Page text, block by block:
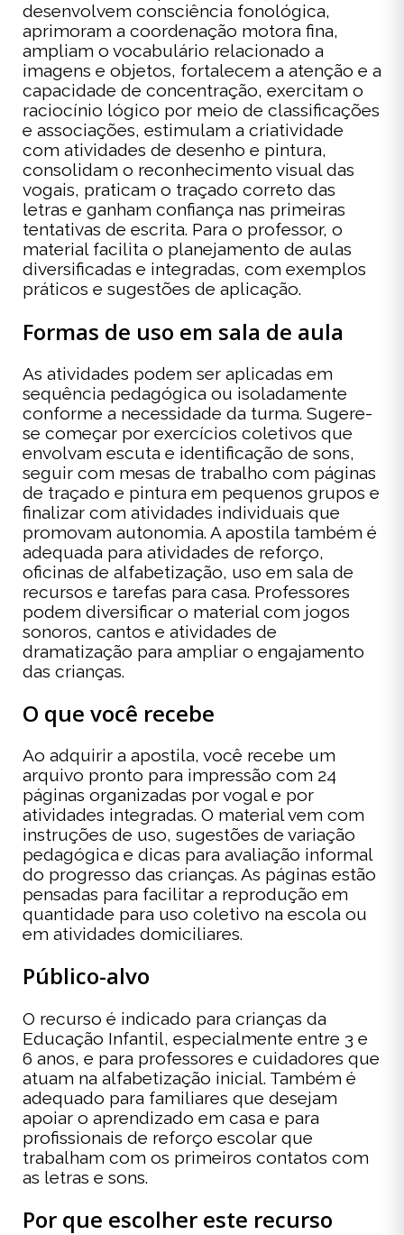
desenvolvem consciência fonológica,
aprimoram a coordenação motora fina,
ampliam o vocabulário relacionado a
imagens e objetos, fortalecem a atenção e a
capacidade de concentração, exercitam o
raciocínio lógico por meio de classificações
e associações, estimulam a criatividade
com atividades de desenho e pintura,
consolidam o reconhecimento visual das
vogais, praticam o traçado correto das
letras e ganham confiança nas primeiras
tentativas de escrita. Para o professor, o
material facilita o planejamento de aulas
diversificadas e integradas, com exemplos
práticos e sugestões de aplicação.
Formas de uso em sala de aula
As atividades podem ser aplicadas em
sequência pedagógica ou isoladamente
conforme a necessidade da turma. Sugere-
se começar por exercícios coletivos que
envolvam escuta e identificação de sons,
seguir com mesas de trabalho com páginas
de traçado e pintura em pequenos grupos e
finalizar com atividades individuais que
promovam autonomia. A apostila também é
adequada para atividades de reforço,
oficinas de alfabetização, uso em sala de
recursos e tarefas para casa. Professores
podem diversificar o material com jogos
sonoros, cantos e atividades de
dramatização para ampliar o engajamento
das crianças.
O que você recebe
Ao adquirir a apostila, você recebe um
arquivo pronto para impressão com 24
páginas organizadas por vogal e por
atividades integradas. O material vem com
instruções de uso, sugestões de variação
pedagógica e dicas para avaliação informal
do progresso das crianças. As páginas estão
pensadas para facilitar a reprodução em
quantidade para uso coletivo na escola ou
em atividades domiciliares.
Público-alvo
O recurso é indicado para crianças da
Educação Infantil, especialmente entre 3 e
6 anos, e para professores e cuidadores que
atuam na alfabetização inicial. Também é
adequado para familiares que desejam
apoiar o aprendizado em casa e para
profissionais de reforço escolar que
trabalham com os primeiros contatos com
as letras e sons.
Por que escolher este recurso